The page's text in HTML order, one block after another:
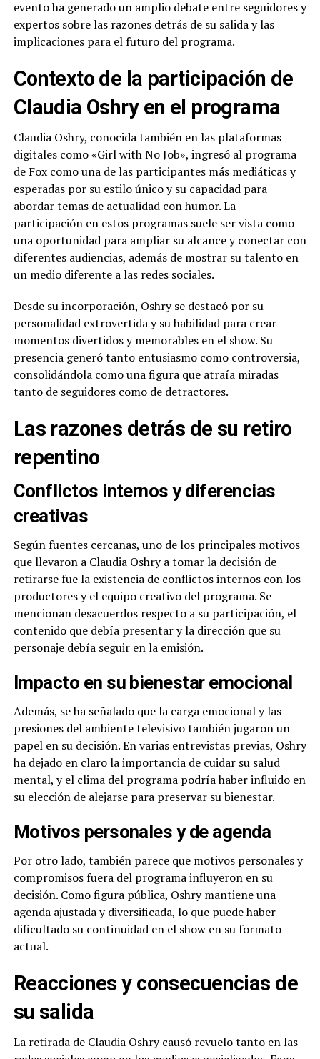
evento ha generado un amplio debate entre seguidores y
expertos sobre las razones detrás de su salida y las
implicaciones para el futuro del programa.
Contexto de la participación de
Claudia Oshry en el programa
Claudia Oshry, conocida también en las plataformas
digitales como «Girl with No Job», ingresó al programa
de Fox como una de las participantes más mediáticas y
esperadas por su estilo único y su capacidad para
abordar temas de actualidad con humor. La
participación en estos programas suele ser vista como
una oportunidad para ampliar su alcance y conectar con
diferentes audiencias, además de mostrar su talento en
un medio diferente a las redes sociales.
Desde su incorporación, Oshry se destacó por su
personalidad extrovertida y su habilidad para crear
momentos divertidos y memorables en el show. Su
presencia generó tanto entusiasmo como controversia,
consolidándola como una figura que atraía miradas
tanto de seguidores como de detractores.
Las razones detrás de su retiro
repentino
Conflictos internos y diferencias
creativas
Según fuentes cercanas, uno de los principales motivos
que llevaron a Claudia Oshry a tomar la decisión de
retirarse fue la existencia de conflictos internos con los
productores y el equipo creativo del programa. Se
mencionan desacuerdos respecto a su participación, el
contenido que debía presentar y la dirección que su
personaje debía seguir en la emisión.
Impacto en su bienestar emocional
Además, se ha señalado que la carga emocional y las
presiones del ambiente televisivo también jugaron un
papel en su decisión. En varias entrevistas previas, Oshry
ha dejado en claro la importancia de cuidar su salud
mental, y el clima del programa podría haber influido en
su elección de alejarse para preservar su bienestar.
Motivos personales y de agenda
Por otro lado, también parece que motivos personales y
compromisos fuera del programa influyeron en su
decisión. Como figura pública, Oshry mantiene una
agenda ajustada y diversificada, lo que puede haber
dificultado su continuidad en el show en su formato
actual.
Reacciones y consecuencias de
su salida
La retirada de Claudia Oshry causó revuelo tanto en las